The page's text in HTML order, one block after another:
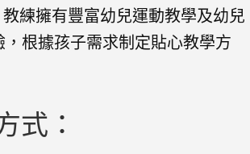
練擁有豐富幼兒運動教學及幼兒
根據孩子需求制定貼心教學方
式：